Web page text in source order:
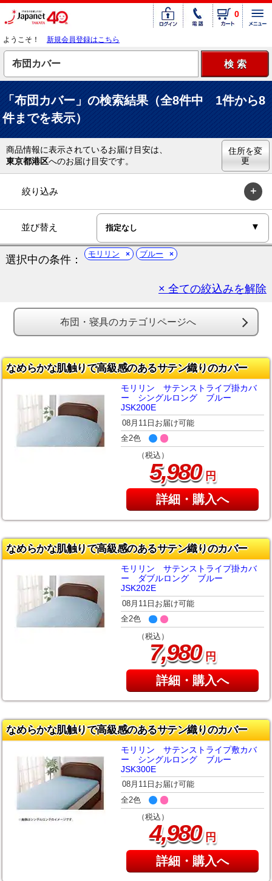
0
ようこそ！ 新規会員登録はこちら
「布団カバー」の検索結果（全8件中 1件から8
件までを表示）
商品情報に表示されているお届け目安は、
東京都港区へのお届け目安です。
住所を変
更
絞り込み
並び替え
選択中の条件： モリリン ブルー
× 全ての絞込みを解除
布団・寝具のカテゴリページへ
なめらかな肌触りで高級感のあるサテン織りのカバー
モリリン サテンストライプ掛カバ
ー シングルロング ブルー
JSK200E
08月11日お届け可能
全2色
（税込）
5,980円
詳細・購入へ
なめらかな肌触りで高級感のあるサテン織りのカバー
モリリン サテンストライプ掛カバ
ー ダブルロング ブルー
JSK202E
08月11日お届け可能
全2色
（税込）
7,980円
詳細・購入へ
なめらかな肌触りで高級感のあるサテン織りのカバー
モリリン サテンストライプ敷カバ
ー シングルロング ブルー
JSK300E
08月11日お届け可能
全2色
（税込）
4,980円
詳細・購入へ